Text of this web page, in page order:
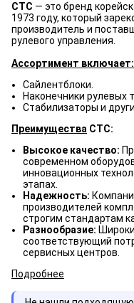
CTC — это бренд
1973 году, который
производитель и
рулевого управления.
Ассортимент включает:
Сайлентблоки.
Наконечники рулевых
Стабилизаторы и
Преимущества CTC:
Высокое качество:
современном
инновационных
этапах.
Надежность:
производителей
строгим стандартам
Разнообразие:
соответствующий
сервисных центров.
Подробнее